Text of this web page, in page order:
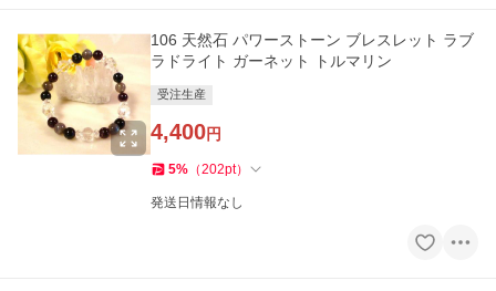
106 天然石 パワーストーン ブレスレット ラブ
ラドライト ガーネット トルマリン
受注生産
4,400円
5% （202pt）
発送日情報なし